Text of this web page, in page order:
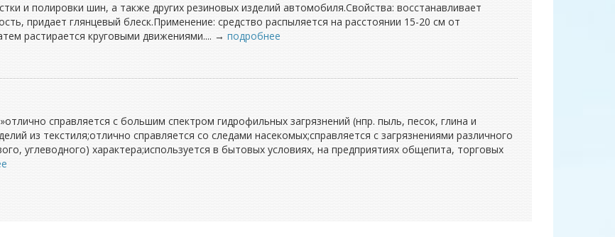
и полировки шин, а также других резиновых изделий автомобиля.Свойства: восстанавливает
придает глянцевый блеск.Применение: средство распыляется на расстоянии 15-20 см от
растирается круговыми движениями.... → подробнее
справляется с большим спектром гидрофильных загрязнений (нпр. пыль, песок, глина и
из текстиля;отлично справляется со следами насекомых;справляется с загрязнениями различного
углеводного) характера;используется в бытовых условиях, на предприятиях общепита, торговых